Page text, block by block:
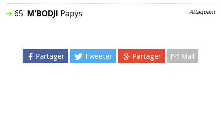
➔65' M'BODJI Papys Attaquant
Partager Tweeter Partager Mail